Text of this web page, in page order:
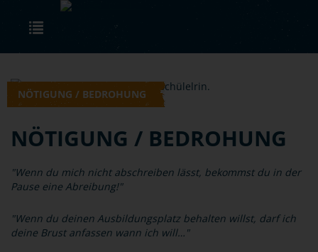
Skip to main content
NÖTIGUNG / BEDROHUNG
NÖTIGUNG / BEDROHUNG
"Wenn du mich nicht abschreiben lässt, bekommst du in der
Pause eine Abreibung!"
"Wenn du deinen Ausbildungsplatz behalten willst, darf ich
deine Brust anfassen wann ich will…"